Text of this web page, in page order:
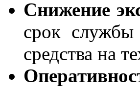
Снижение
срок
средства на